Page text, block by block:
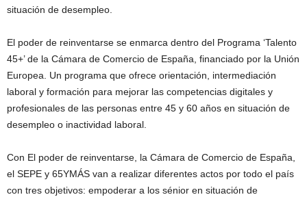
situación de desempleo.
El poder de reinventarse se enmarca dentro del Programa ‘Talento
45+’ de la Cámara de Comercio de España, financiado por la Unión
Europea. Un programa que ofrece orientación, intermediación
laboral y formación para mejorar las competencias digitales y
profesionales de las personas entre 45 y 60 años en situación de
desempleo o inactividad laboral.
Con El poder de reinventarse, la Cámara de Comercio de España,
el SEPE y 65YMÁS van a realizar diferentes actos por todo el país
con tres objetivos: empoderar a los sénior en situación de